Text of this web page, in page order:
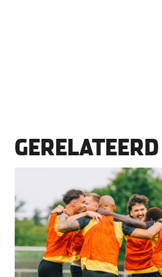
GERELATEERD